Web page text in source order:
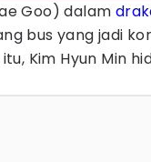
Goo) dalam
bus yang jadi
Kim Hyun Min